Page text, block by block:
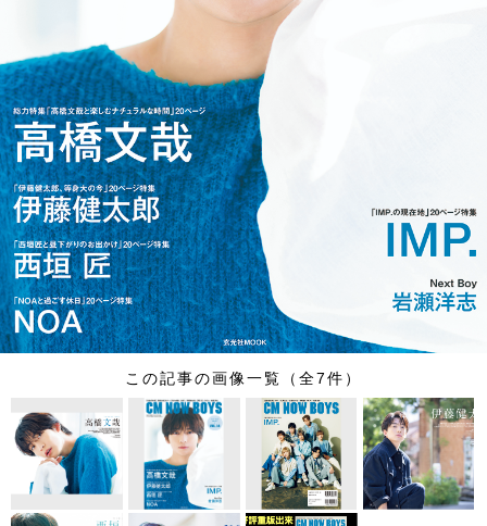
この記事の画像一覧（全7件）